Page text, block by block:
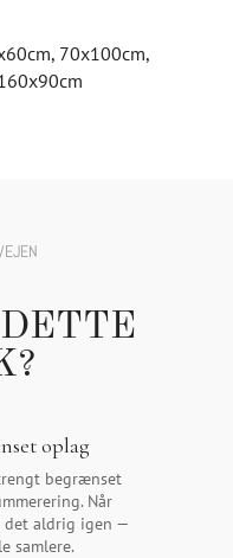
, 70x100cm,
oplag
begrænset
Når
det aldrig igen —
samlere.